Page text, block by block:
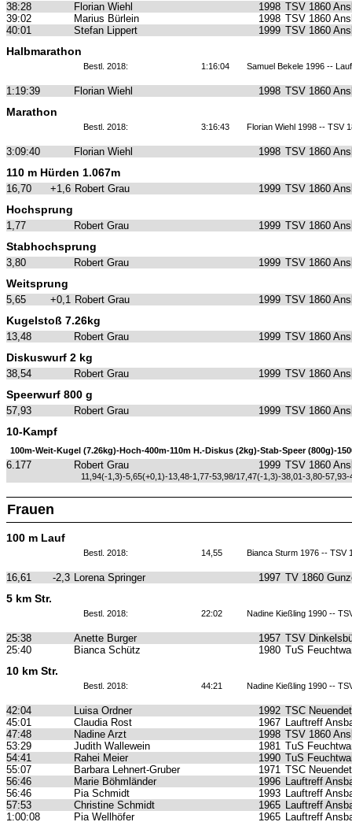
38:28 Florian Wiehl 1998 TSV 1860
39:02
Marius Bürlein 1998 TSV 1860
40:01
Stefan Lippert 1999 TSV 1860
Halbmarathon
Bestl. 2018: 1:16:04 Samuel Bekele 1996 --
1:19:39 Florian Wiehl 1998 TSV 1860
Marathon
Bestl. 2018: 3:16:43 Florian Wiehl 1998 -- TSV
3:09:40 Florian Wiehl 1998 TSV 1860
110 m Hürden 1.067m
16,70 +1,6 Robert Grau 1999 TSV 1860
Hochsprung
1,77 Robert Grau 1999 TSV 1860
Stabhochsprung
3,80 Robert Grau 1999 TSV 1860
Weitsprung
5,65 +0,1 Robert Grau 1999 TSV 1860
Kugelstoß 7.26kg
13,48 Robert Grau 1999 TSV 1860
Diskuswurf 2 kg
38,54 Robert Grau 1999 TSV 1860
Speerwurf 800 g
57,93 Robert Grau 1999 TSV 1860
10-Kampf
100m-Weit-Kugel (7.26kg)-Hoch-400m-110m H.-Diskus (2kg)-Stab-Speer (800g)-
6.177 Robert Grau 1999 TSV 1860
11,94(-1,3)-5,65(+0,1)-13,48-1,77-53,98/17,47(-1,3)-38,01-3,80-57,93-
Frauen
100 m Lauf
Bestl. 2018: 14,55 Bianca Sturm 1976 -- TSV
16,61 -2,3 Lorena Springer 1997 TV 1860
5 km Str.
Bestl. 2018: 22:02 Nadine Kießling 1990 --
25:38 Anette Burger 1957 TSV
25:40
Bianca Schütz 1980 TuS
10 km Str.
Bestl. 2018: 44:21 Nadine Kießling 1990 --
42:04 Luisa Ordner 1992 TSC
45:01
Claudia Rost 1967 Lauftreff
47:48
Nadine Arzt 1998 TSV 1860
53:29
Judith Wallewein 1981 TuS
54:41
Rahei Meier 1990 TuS
55:07
Barbara Lehnert-Gruber 1971 TSC
56:46
Marie Böhmländer 1996 Lauftreff
56:46
Pia Schmidt 1993 Lauftreff
57:53
Christine Schmidt 1965 Lauftreff
1:00:08
Pia Wellhöfer 1965 Lauftreff